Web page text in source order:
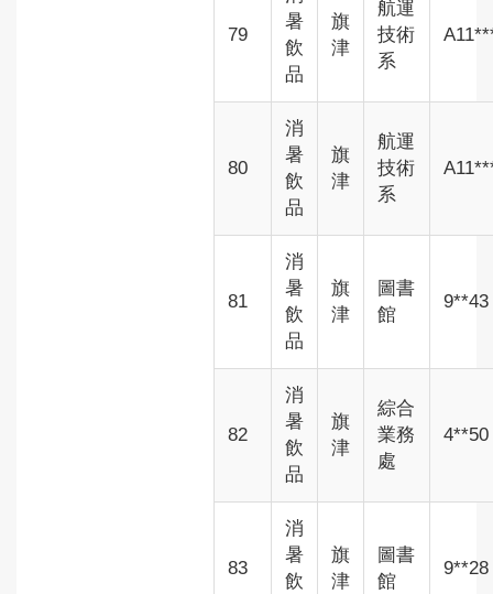
79
暑
飲
品
旗
津
航運
技術
系
80
消
暑
飲
品
旗
津
航運
技術
系
81
消
暑
飲
品
旗
津
圖書
館
9**43
82
消
暑
飲
品
旗
津
綜合
業務
處
4**50
83
消
暑
飲
旗
津
圖書
館
9**28